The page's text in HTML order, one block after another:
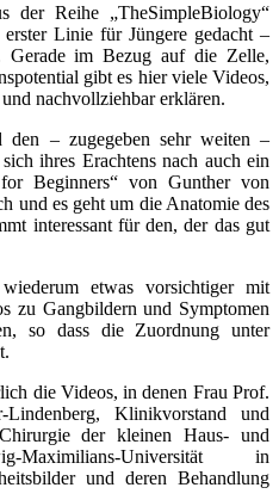
der Reihe „TheSimpleBiology“
Linie für Jüngere gedacht –
Gerade im Bezug auf die Zelle,
gibt es hier viele Videos,
nachvollziehbar erklären.
den – zugegeben sehr weiten –
ihres Erachtens nach auch ein
Beginners“ von Gunther von
und es geht um die Anatomie des
interessant für den, der das gut
etwas vorsichtiger mit
zu Gangbildern und Symptomen
so dass die Zuordnung unter
die Videos, in denen Frau Prof.
Klinikvorstand und
der kleinen Haus- und
Universität in
und deren Behandlung